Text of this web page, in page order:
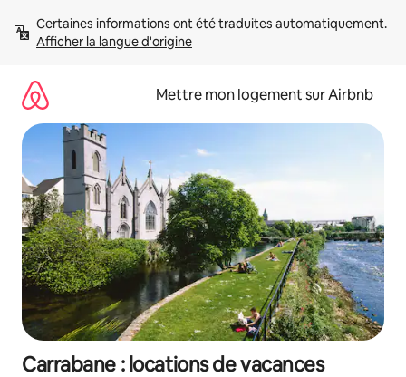
directement
Afficher la langue d'origine
Mettre mon logement sur Airbnb
Carrabane : locations de vacances